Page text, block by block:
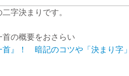
字決まりです。
の概要をおさらい
首』！ 暗記のコツや「決まり字